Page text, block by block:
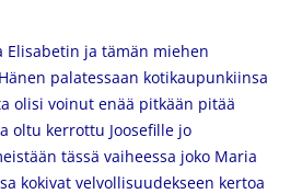
Elisabetin ja tämän miehen
palatessaan kotikaupunkiinsa
olisi voinut enää pitkään pitää
oltu kerrottu Joosefille jo
tässä vaiheessa joko Maria
kokivat velvollisuudekseen kertoa